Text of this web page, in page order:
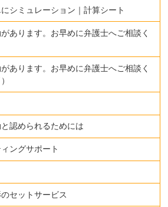
シミュレーション｜計算シート
あります。お早めに弁護士へご相談く
あります。お早めに弁護士へご相談く
認められるためには
ングサポート
セットサービス